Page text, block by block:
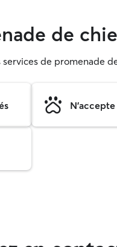
de
de promenade
N'accepte